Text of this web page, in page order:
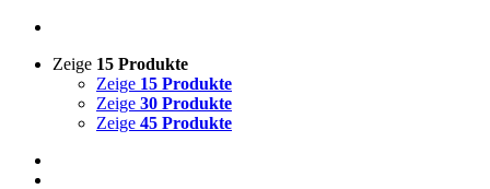
Zeige 15 Produkte
Zeige 15 Produkte
Zeige 30 Produkte
Zeige 45 Produkte